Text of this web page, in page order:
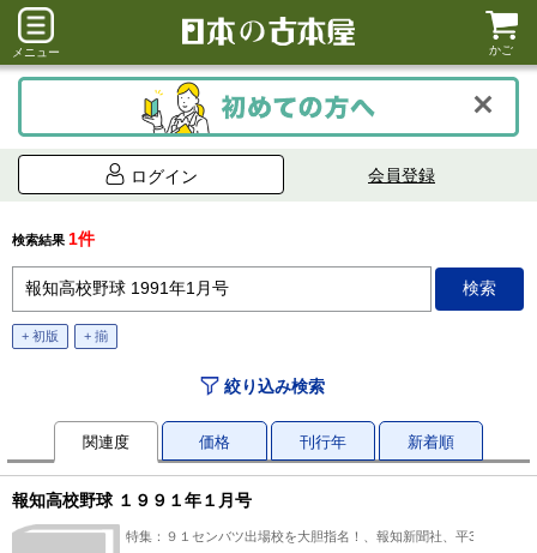
メニュー かご
ログイン 会員登録
検索結果 1件
+ 初版 + 揃
絞り込み検索
関連度 価格 刊行年 新着順
報知高校野球 １９９１年１月号
特集：９１センバツ出場校を大胆指名！、報知新聞社、平3